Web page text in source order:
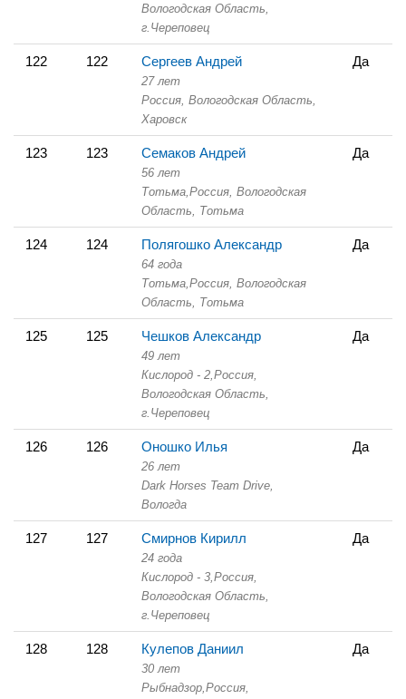
Вологодская Область,
г.Череповец
122 122 Сергеев Андрей
27 лет
Россия, Вологодская Область,
Харовск
Да
123 123 Семаков Андрей
56 лет
Тотьма, Россия, Вологодская
Область,
Тотьма
Да
124 124 Полягошко Александр
64 года
Тотьма, Россия, Вологодская
Область,
Тотьма
Да
125 125 Чешков Александр
49 лет
Кислород - 2, Россия,
Вологодская Область,
г.Череповец
Да
126 126 Оношко Илья
26 лет
Dark Horses Team Drive,
Вологда
Да
127 127 Смирнов Кирилл
24 года
Кислород - 3, Россия,
Вологодская Область,
г.Череповец
Да
128 128 Кулепов Даниил
30 лет
Рыбнадзор, Россия,
Да